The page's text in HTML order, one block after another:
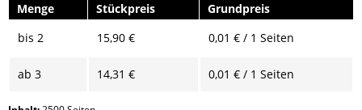
Menge Stückpreis
Grundpreis
bis 2 15,90 € 0,01 € / 1 Seiten
ab 3 14,31 € 0,01 € / 1 Seiten